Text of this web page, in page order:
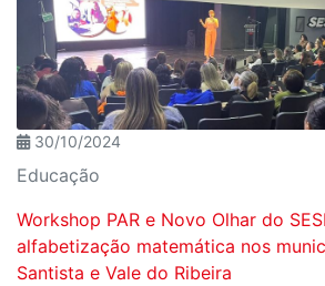
30/10/2024
Educação
Workshop PAR e Novo Olhar do
alfabetização matemática nos
Santista e Vale do Ribeira